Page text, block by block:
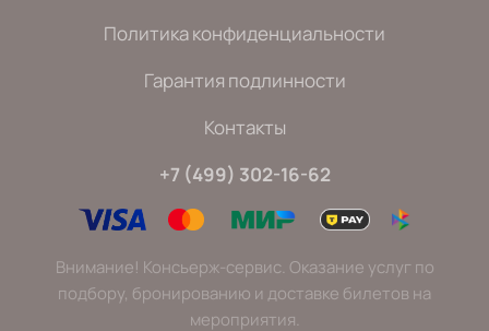
Политика конфиденциальности
Гарантия подлинности
Контакты
+7 (499) 302-16-62
Внимание! Консьерж-сервис. Оказание услуг по
подбору, бронированию и доставке билетов на
мероприятия.